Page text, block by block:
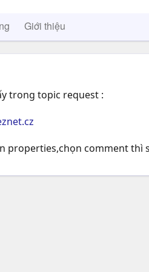
Giới thiệu
trong topic request :
properties,chọn comment thì